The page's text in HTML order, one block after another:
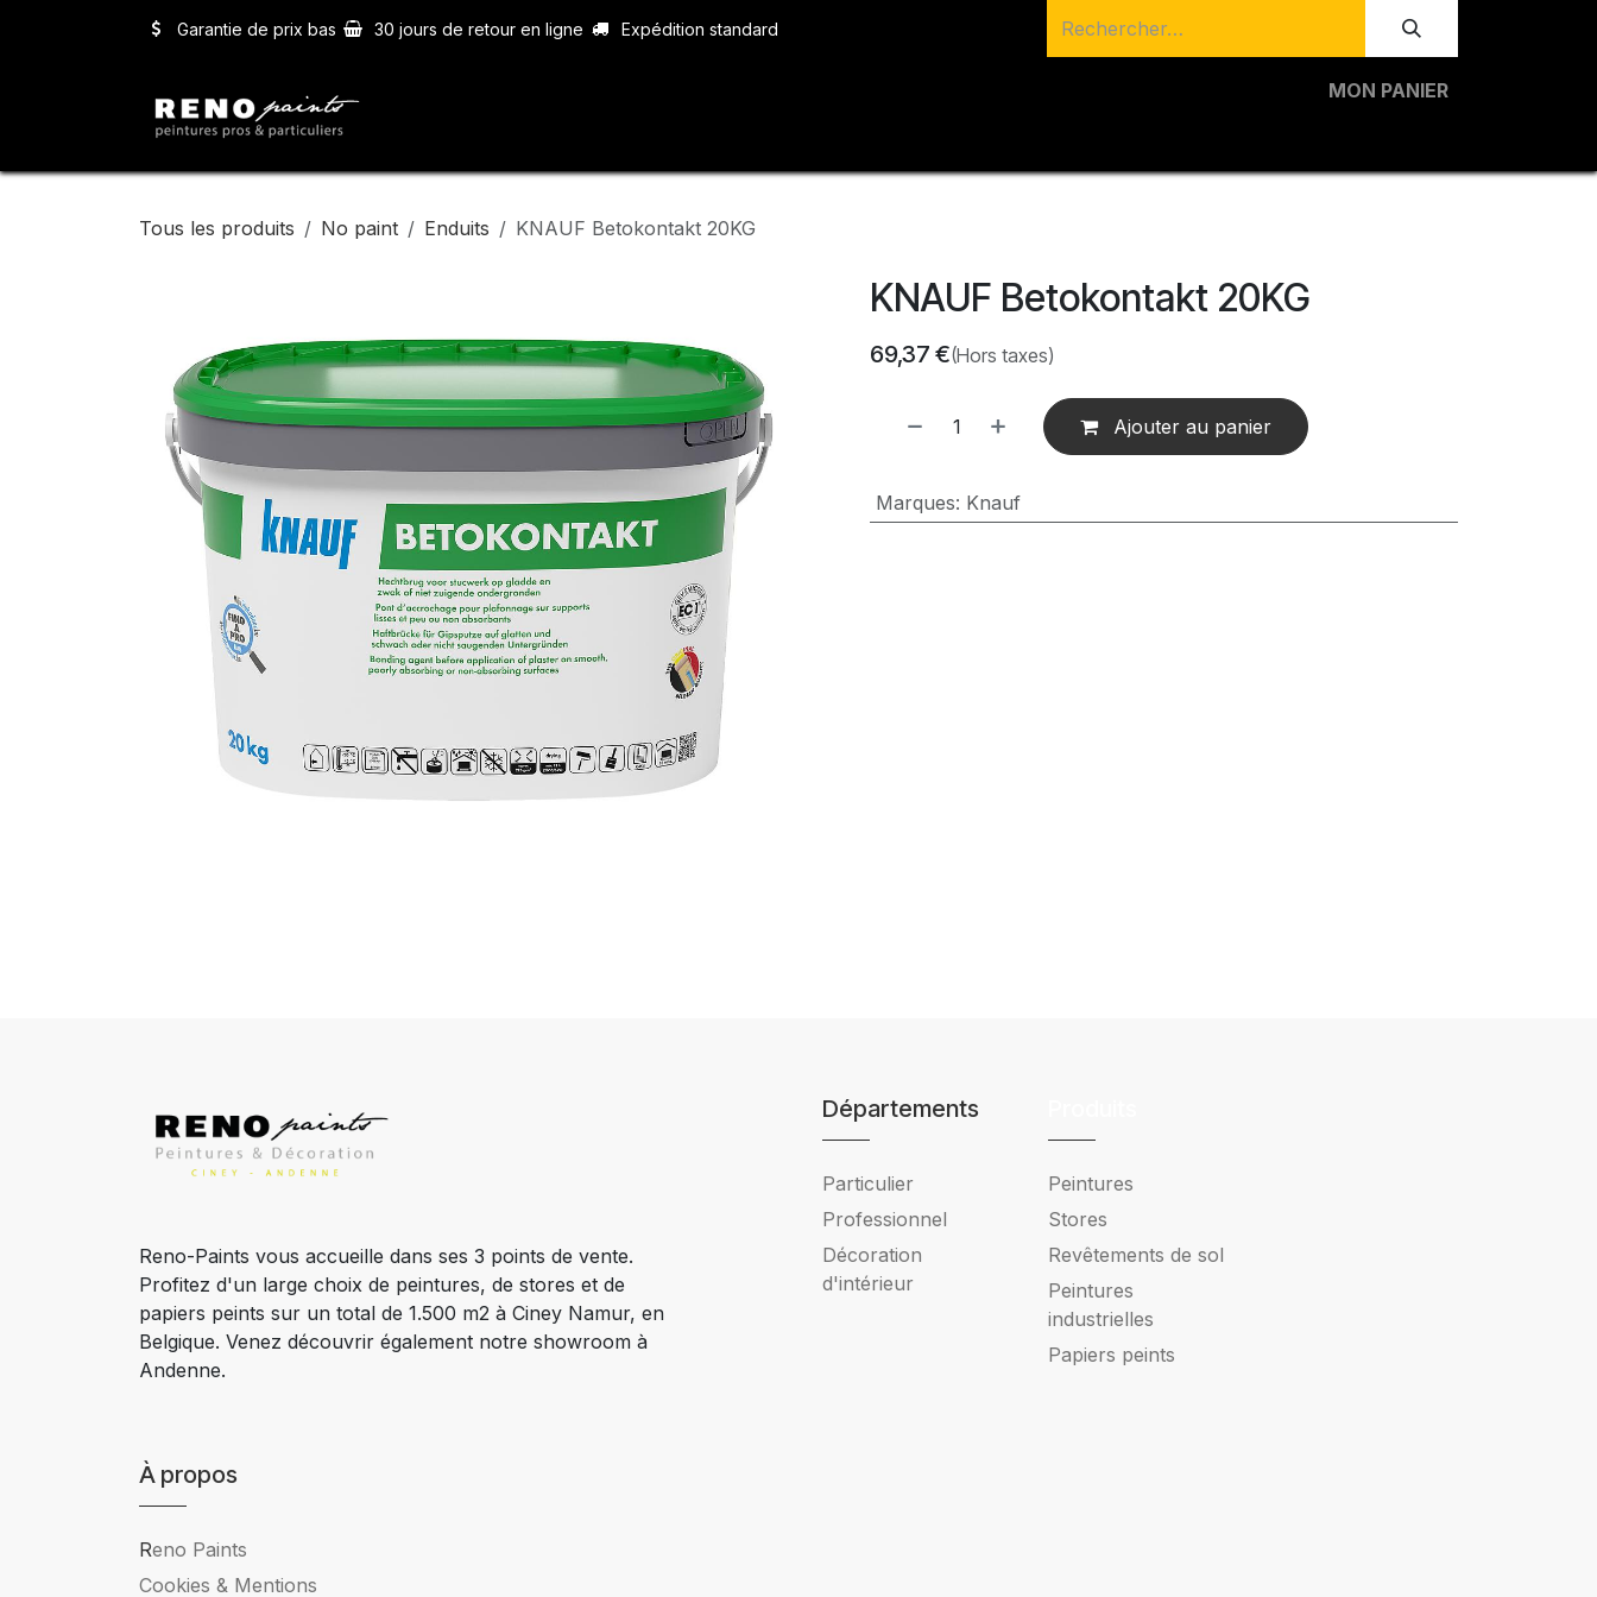
Garantie de prix bas 30 jours de retour en ligne Expédition standard
MON PANIER
Tous les produits No paint Enduits KNAUF Betokontakt 20KG
KNAUF Betokontakt 20KG
69,37 €(Hors taxes)
Ajouter au panier
Marques: Knauf
Reno-Paints vous accueille dans ses 3 points de vente.
Profitez d'un large choix de peintures, de stores et de
papiers peints sur un total de 1.500 m2 à Ciney Namur, en
Belgique. Venez découvrir également notre showroom à
Andenne.
Départements
Particulier
Professionnel
Décoration
d'intérieur
Peintures
Stores
Revêtements de sol
Peintures
industrielles
Papiers peints
À propos
Reno Paints
Cookies & Mentions